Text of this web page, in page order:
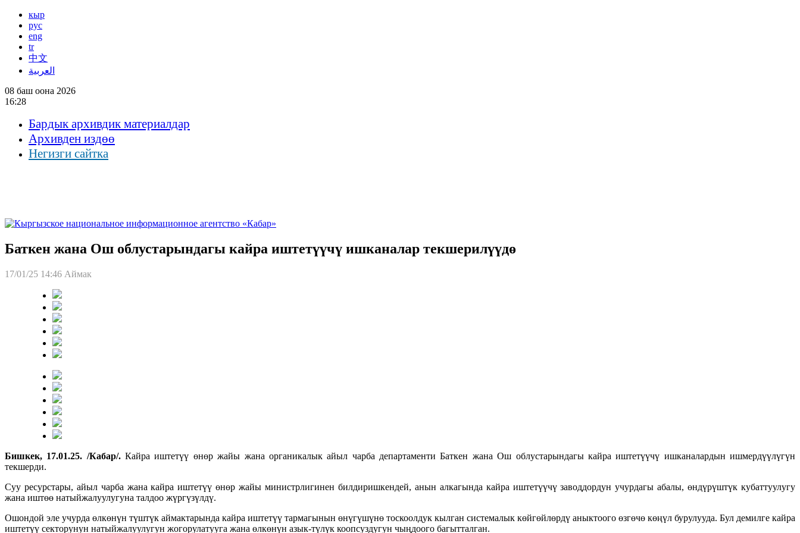
кыр
рус
eng
tr
中文
العربية
08 баш оона 2026
16:28
Бардык архивдик материалдар
Архивден издөө
Негизги сайтка
Баткен жана Ош облустарындагы кайра иштетүүчү ишканалар текшерилүүдө
17/01/25 14:46 Аймак
Бишкек, 17.01.25. /Кабар/.Кайра иштетүү өнөр жайы жана органикалык айыл чарба департаменти Баткен жана Ош облустарындагы кайра иштетүүчү ишканалардын ишмердүүлүгүн
текшерди.
Суу ресурстары, айыл чарба жана кайра иштетүү өнөр жайы министрлигинен билдиришкендей, анын алкагында кайра иштетүүчү заводдордун учурдагы абалы, өндүрүштүк кубаттуулугу
жана иштөө натыйжалуулугуна талдоо жүргүзүлдү.
Ошондой эле учурда өлкөнүн түштүк аймактарында кайра иштетүү тармагынын өнүгүшүнө тоскоолдук кылган системалык көйгөйлөрдү аныктоого өзгөчө көңүл бурулууда. Бул демилге кайра
иштетүү секторунун натыйжалуулугун жогорулатууга жана өлкөнүн азык-түлүк коопсуздугун чыңдоого багытталган.